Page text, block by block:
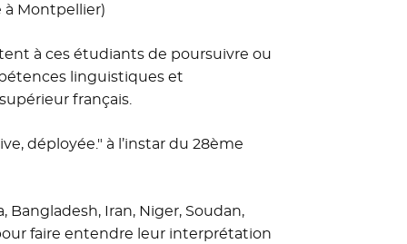
à Montpellier)
à ces étudiants de poursuivre ou
linguistiques et
français.
déployée." à l’instar du 28ème
Iran, Niger, Soudan,
faire entendre leur interprétation